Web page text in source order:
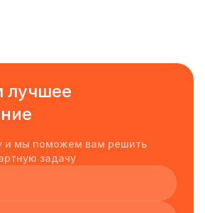
лучшее
и мы поможем вам решить
задачу